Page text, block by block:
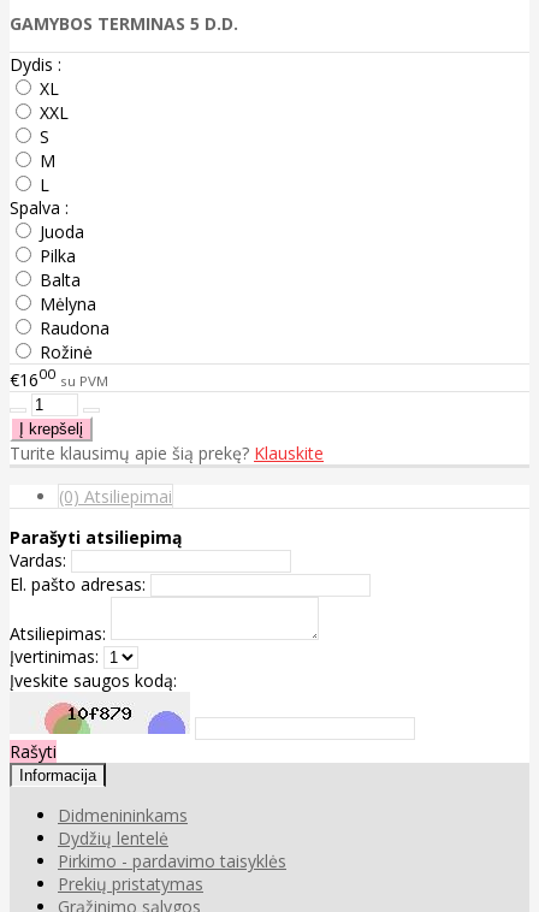
GAMYBOS TERMINAS 5 D.D.
Dydis :
XL
XXL
S
M
L
Spalva :
Juoda
Pilka
Balta
Mėlyna
Raudona
Rožinė
€1600 su PVM
Turite klausimų apie šią prekę? Klauskite
(0) Atsiliepimai
Parašyti atsiliepimą
Vardas:
El. pašto adresas:
Atsiliepimas:
Įvertinimas:
Įveskite saugos kodą:
Rašyti
Informacija
Didmenininkams
Dydžių lentelė
Pirkimo - pardavimo taisyklės
Prekių pristatymas
Grąžinimo sąlygos